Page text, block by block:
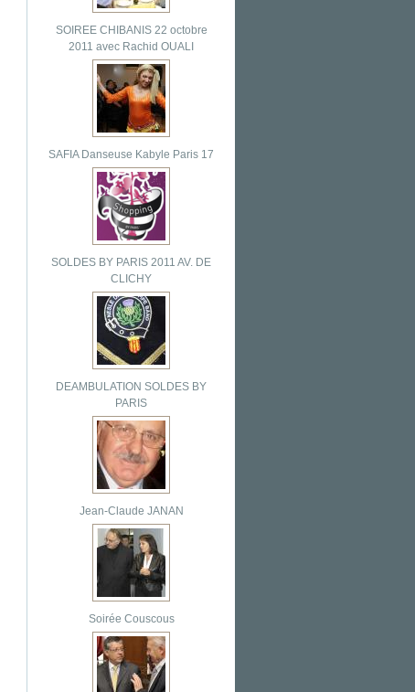
SOIREE CHIBANIS 22 octobre
2011 avec Rachid OUALI
SAFIA Danseuse Kabyle Paris 17
SOLDES BY PARIS 2011 AV. DE
CLICHY
DEAMBULATION SOLDES BY
PARIS
Jean-Claude JANAN
Soirée Couscous